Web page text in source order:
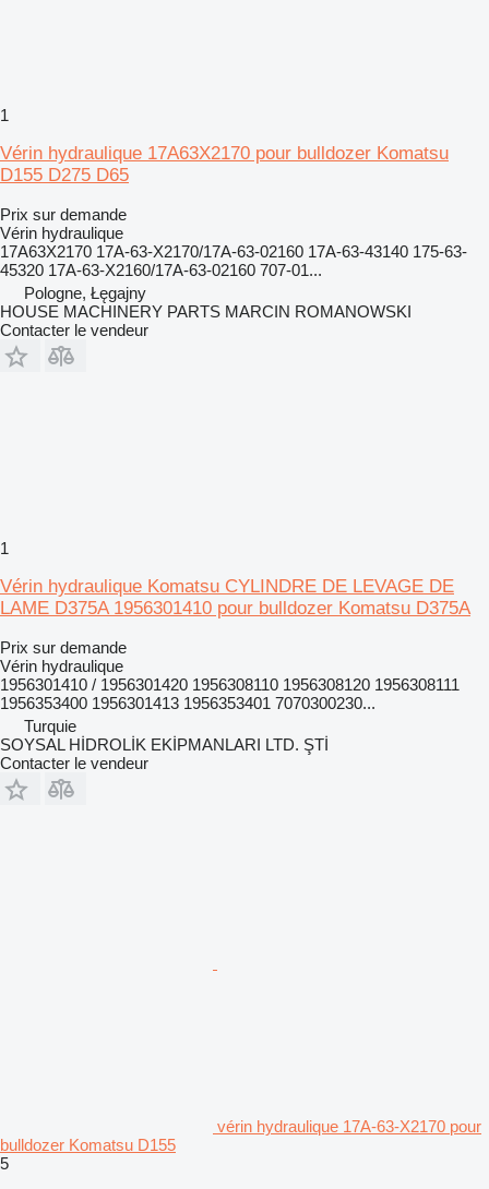
1
Vérin hydraulique 17A63X2170 pour bulldozer Komatsu
D155 D275 D65
Prix sur demande
Vérin hydraulique
17A63X2170 17A-63-X2170/17A-63-02160 17A-63-43140 175-63-
45320 17A-63-X2160/17A-63-02160 707-01...
Pologne, Łęgajny
HOUSE MACHINERY PARTS MARCIN ROMANOWSKI
Contacter le vendeur
1
Vérin hydraulique Komatsu CYLINDRE DE LEVAGE DE
LAME D375A 1956301410 pour bulldozer Komatsu D375A
Prix sur demande
Vérin hydraulique
1956301410 / 1956301420 1956308110 1956308120 1956308111
1956353400 1956301413 1956353401 7070300230...
Turquie
SOYSAL HİDROLİK EKİPMANLARI LTD. ŞTİ
Contacter le vendeur
vérin hydraulique 17A-63-X2170 pour
bulldozer Komatsu D155
5